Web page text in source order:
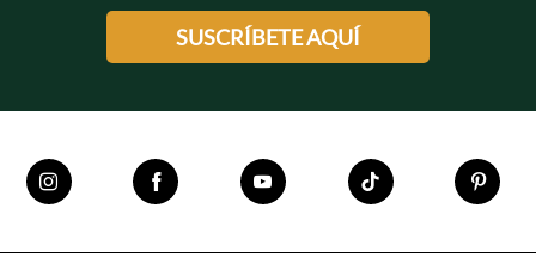
SUSCRÍBETE AQUÍ